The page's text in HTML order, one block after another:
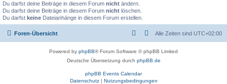
Du darfst deine Beiträge in diesem Forum nicht ändern.
Du darfst deine Beiträge in diesem Forum nicht löschen.
Du darfst keine Dateianhänge in diesem Forum erstellen.
Foren-Übersicht Alle Zeiten sind UTC+02:00
Powered by phpBB® Forum Software © phpBB Limited
Deutsche Übersetzung durch phpBB.de
phpBB Events Calendar
Datenschutz| Nutzungsbedingungen